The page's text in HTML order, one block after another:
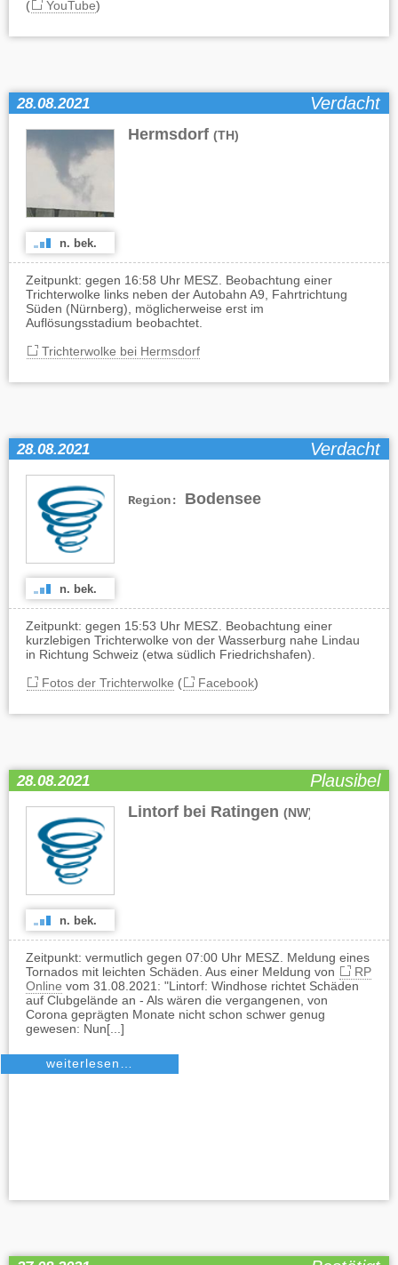
( YouTube)
28.08.2021 Verdacht
Hermsdorf (TH)
n. bek.
Zeitpunkt: gegen 16:58 Uhr MESZ. Beobachtung einer
Trichterwolke links neben der Autobahn A9, Fahrtrichtung
Süden (Nürnberg), möglicherweise erst im
Auflösungsstadium beobachtet.
Trichterwolke bei Hermsdorf
28.08.2021 Verdacht
Region: Bodensee
n. bek.
Zeitpunkt: gegen 15:53 Uhr MESZ. Beobachtung einer
kurzlebigen Trichterwolke von der Wasserburg nahe Lindau
in Richtung Schweiz (etwa südlich Friedrichshafen).
Fotos der Trichterwolke ( Facebook)
28.08.2021 Plausibel
Lintorf bei Ratingen (NW)
n. bek.
Zeitpunkt: vermutlich gegen 07:00 Uhr MESZ. Meldung eines
Tornados mit leichten Schäden. Aus einer Meldung von
RP
Online vom 31.08.2021: "Lintorf: Windhose richtet Schäden
auf Clubgelände an - Als wären die vergangenen, von
Corona geprägten Monate nicht schon schwer genug
gewesen: Nun[...]
weiterlesen…